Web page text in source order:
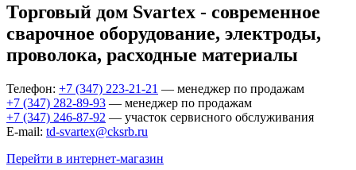
Торговый дом Svartex - современное
сварочное оборудование, электроды,
проволока, расходные материалы
Телефон: +7 (347) 223-21-21 — менеджер по продажам
+7 (347) 282-89-93 — менеджер по продажам
+7 (347) 246-87-92 — участок сервисного обслуживания
E-mail: td-svartex@cksrb.ru
Перейти в интернет-магазин